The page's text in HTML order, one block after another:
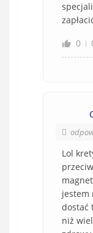
0
Lol
jestem
dostać
niż